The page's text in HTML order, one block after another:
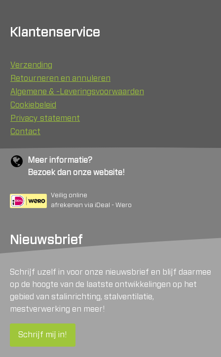
Klantenservice
Verzending
Retourneren en annuleren
Algemene & -Leveringsvoorwaarden
Cookiebeleid
Privacy statement
Contact
Meer informatie?
Bezoek dan onze website!
Veilig online
afrekenen via iDeal - Wero
Nieuwsbrief
Schrijf uzelf in voor onze nieuwsbrief en blijf daarmee
op de hoogte van de laatste ontwikkelingen op het
gebied van stalinrichting, stalventilatie,
mestverwerking en meer!
Schrijf mij in!